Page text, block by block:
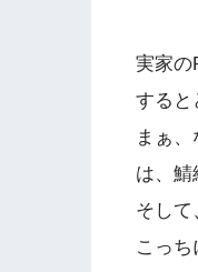
実家の
すると
まぁ
は、鯖
そして
こっ